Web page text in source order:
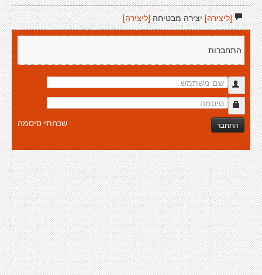
[ליצירה]יצירה מבטיחה [ליצירה]
התחברות
התחבר שכחתי סיסמה